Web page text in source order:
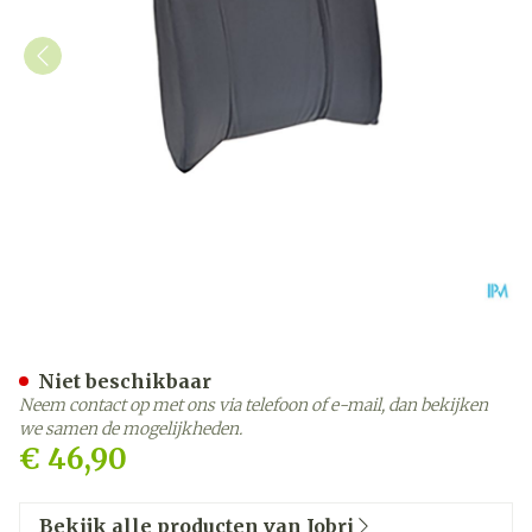
€ 46,90
Niet beschikbaar
Neem contact op met ons via telefoon of e-mail, dan bekijken
we samen de mogelijkheden.
Bekijk alle producten van Jobri